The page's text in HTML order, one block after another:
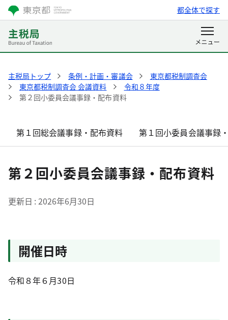
都全体で探す
主税局トップ 条例・計画・審議会
東京都税制調査会
東京都税制調査会 会議資料
令和８年度
第２回小委員会議事録・配布資料
第１回総会議事録・配布資料 第１回小委員会議事録
第２回小委員会議事録・配布資料
更新日 2026年6月30日
開催日時
令和８年６月30日